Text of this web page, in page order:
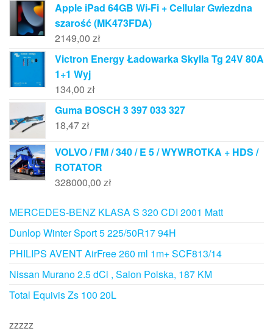
Apple iPad 64GB Wi-Fi + Cellular Gwiezdna
szarość (MK473FDA)
2149,00 zł
Victron Energy Ładowarka Skylla Tg 24V 80A
1+1 Wyj
134,00 zł
Guma BOSCH 3 397 033 327
18,47zł
VOLVO / FM / 340 / E 5 / WYWROTKA + HDS /
ROTATOR
328000,00 zł
MERCEDES-BENZ KLASA S 320 CDI 2001 Matt
Dunlop Winter Sport 5 225/50R17 94H
PHILIPS AVENT AirFree 260 ml 1m+ SCF813/14
Nissan Murano 2.5 dCi , Salon Polska, 187 KM
Total Equivis Zs 100 20L
zzzzz